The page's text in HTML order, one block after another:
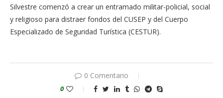
Silvestre comenzó a crear un entramado militar-policial, social
y religioso para distraer fondos del CUSEP y del Cuerpo
Especializado de Seguridad Turística (CESTUR).
0 Comentario
0